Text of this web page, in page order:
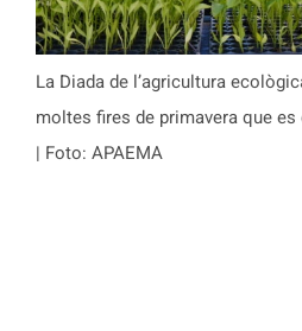
La Diada de l’agricultura
moltes fires de primavera que
| Foto: APAEMA